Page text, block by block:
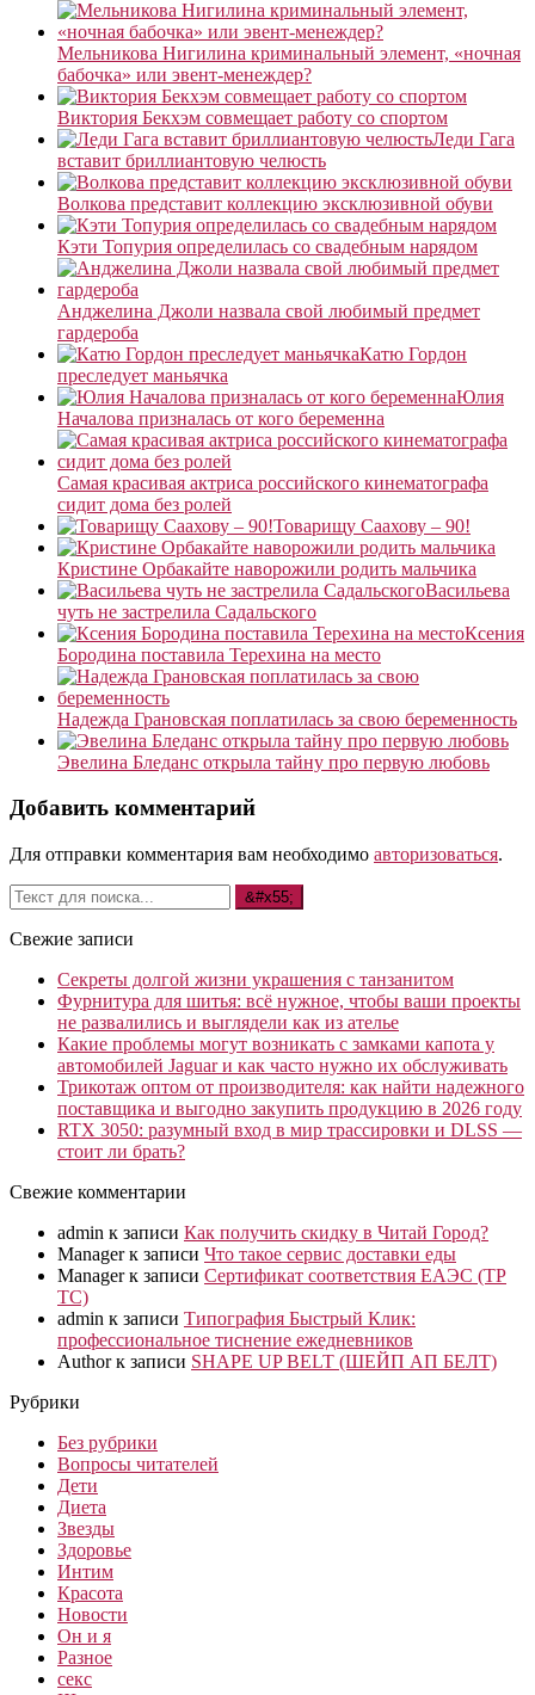
Мельникова Нигилина криминальный элемент, «ночная
бабочка» или эвент-менеждер?
Виктория Бекхэм совмещает работу со спортом
Леди Гага
вставит бриллиантовую челюсть
Волкова представит коллекцию эксклюзивной обуви
Кэти Топурия определилась со свадебным нарядом
Анджелина Джоли назвала свой любимый предмет
гардероба
Катю Гордон
преследует маньячка
Юлия
Началова призналась от кого беременна
Самая красивая актриса российского кинематографа
сидит дома без ролей
Товарищу Саахову – 90!
Кристине Орбакайте наворожили родить мальчика
Васильева
чуть не застрелила Садальского
Ксения
Бородина поставила Терехина на место
Надежда Грановская поплатилась за свою беременность
Эвелина Бледанс открыла тайну про первую любовь
Добавить комментарий
Для отправки комментария вам необходимо авторизоваться.
Свежие записи
Секреты долгой жизни украшения с танзанитом
Фурнитура для шитья: всё нужное, чтобы ваши проекты
не развалились и выглядели как из ателье
Какие проблемы могут возникать с замками капота у
автомобилей Jaguar и как часто нужно их обслуживать
Трикотаж оптом от производителя: как найти надежного
поставщика и выгодно закупить продукцию в 2026 году
RTX 3050: разумный вход в мир трассировки и DLSS —
стоит ли брать?
Свежие комментарии
admin к записи Как получить скидку в Читай Город?
Managerк записи Что такое сервис доставки еды
Managerк записи Сертификат соответствия ЕАЭС (ТР
ТС)
admin к записи Типография Быстрый Клик:
профессиональное тиснение ежедневников
Authorк записи SHAPE UP BELT (ШЕЙП АП БЕЛТ)
Рубрики
Без рубрики
Вопросы читателей
Дети
Диета
Звезды
Здоровье
Интим
Красота
Новости
Он и я
Разное
секс